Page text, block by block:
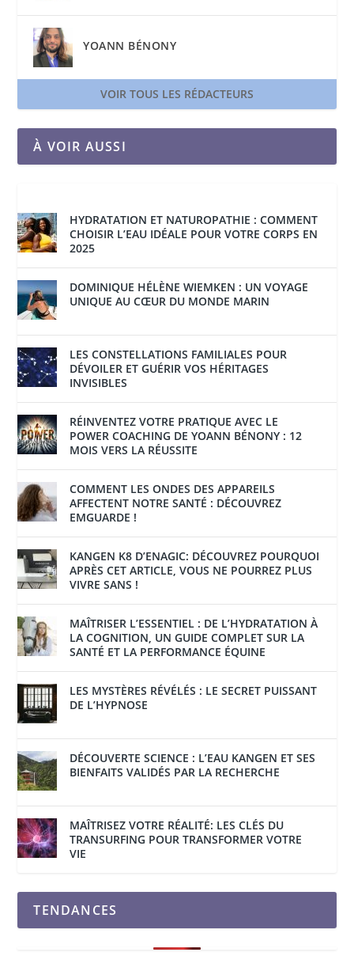
YOANN BÉNONY
VOIR TOUS LES RÉDACTEURS
À VOIR AUSSI
HYDRATATION ET NATUROPATHIE : COMMENT
CHOISIR L’EAU IDÉALE POUR VOTRE CORPS EN
2025
DOMINIQUE HÉLÈNE WIEMKEN : UN VOYAGE
UNIQUE AU CŒUR DU MONDE MARIN
LES CONSTELLATIONS FAMILIALES POUR
DÉVOILER ET GUÉRIR VOS HÉRITAGES
INVISIBLES
RÉINVENTEZ VOTRE PRATIQUE AVEC LE
POWER COACHING DE YOANN BÉNONY : 12
MOIS VERS LA RÉUSSITE
COMMENT LES ONDES DES APPAREILS
AFFECTENT NOTRE SANTÉ : DÉCOUVREZ
EMGUARDE !
KANGEN K8 D’ENAGIC: DÉCOUVREZ POURQUOI
APRÈS CET ARTICLE, VOUS NE POURREZ PLUS
VIVRE SANS !
MAÎTRISER L’ESSENTIEL : DE L’HYDRATATION À
LA COGNITION, UN GUIDE COMPLET SUR LA
SANTÉ ET LA PERFORMANCE ÉQUINE
LES MYSTÈRES RÉVÉLÉS : LE SECRET PUISSANT
DE L’HYPNOSE
DÉCOUVERTE SCIENCE : L’EAU KANGEN ET SES
BIENFAITS VALIDÉS PAR LA RECHERCHE
MAÎTRISEZ VOTRE RÉALITÉ: LES CLÉS DU
TRANSURFING POUR TRANSFORMER VOTRE
VIE
TENDANCES